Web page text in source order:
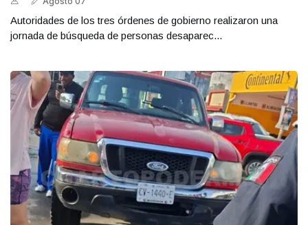
Autoridades de los tres órdenes de gobierno realizaron una
jornada de búsqueda de personas desaparec...